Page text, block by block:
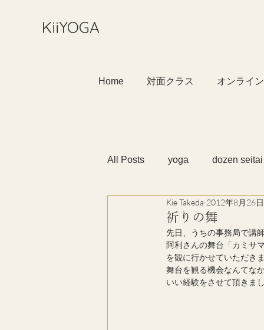
​KiiYOGA
Home 対面クラス オンライ
All Posts yoga dozen seitai
祈りの舞
Kie Takeda 2012年8月26日
先日、うちの事務局で講
阿利さんの舞台「カミサ
を観に行かせていただき
舞台を観る機会なんてな
いい経験をさせて頂きま